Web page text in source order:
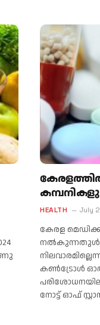
HEALTH July
കേരള
കൺട്രോൾ
നോട്ട് ഓഫ്